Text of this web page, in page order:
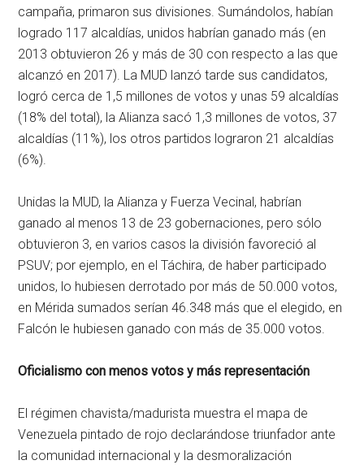
campaña, primaron sus divisiones. Sumándolos, habían
logrado 117 alcaldías, unidos habrían ganado más (en
2013 obtuvieron 26 y más de 30 con respecto a las que
alcanzó en 2017). La MUD lanzó tarde sus candidatos,
logró cerca de 1,5 millones de votos y unas 59 alcaldías
(18% del total), la Alianza sacó 1,3 millones de votos, 37
alcaldías (11%), los otros partidos lograron 21 alcaldías
(6%).
Unidas la MUD, la Alianza y Fuerza Vecinal, habrían
ganado al menos 13 de 23 gobernaciones, pero sólo
obtuvieron 3, en varios casos la división favoreció al
PSUV; por ejemplo, en el Táchira, de haber participado
unidos, lo hubiesen derrotado por más de 50.000 votos,
en Mérida sumados serían 46.348 más que el elegido, en
Falcón le hubiesen ganado con más de 35.000 votos.
Oficialismo con menos votos y más representación
El régimen chavista/madurista muestra el mapa de
Venezuela pintado de rojo declarándose triunfador ante
la comunidad internacional y la desmoralización